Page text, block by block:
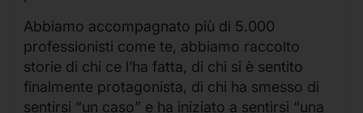
Abbiamo accompagnato più di 5.000
professionisti come te, abbiamo raccolto
storie di chi ce l’ha fatta, di chi si è sentito
finalmente protagonista, di chi ha smesso di
sentirsi “un caso” e ha iniziato a sentirsi “una